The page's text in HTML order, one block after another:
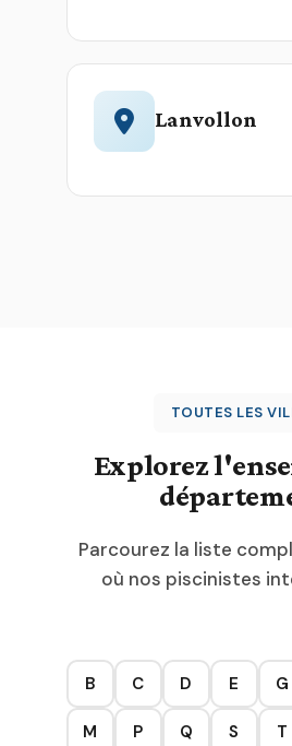
Lanvollon
TOUTES LES
Explorez
Parcourez la liste
où nos piscinistes
B C D E G
M P Q S T